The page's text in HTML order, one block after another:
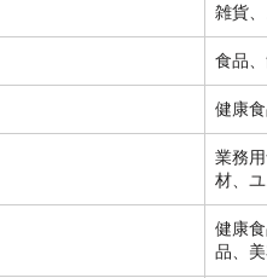
雑貨
食品
健康
業務
材、
健康
品、